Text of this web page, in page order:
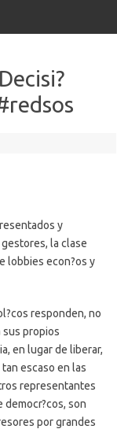
y
la clase
lobbies econ?os y
responden, no
sus propios
en lugar de liberar,
escaso en las
representantes
son
por grandes